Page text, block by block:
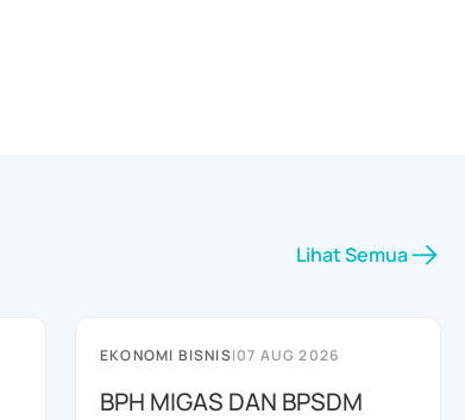
Lihat Semua
EKONOMI BISNIS|07 AUG 2026
BPH MIGAS DAN BPSDM